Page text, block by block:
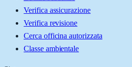
Verifica assicurazione
Verifica revisione
Cerca officina autorizzata
Classe ambientale